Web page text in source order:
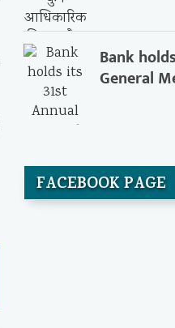
Bank
General
FACEBOOK PAGE